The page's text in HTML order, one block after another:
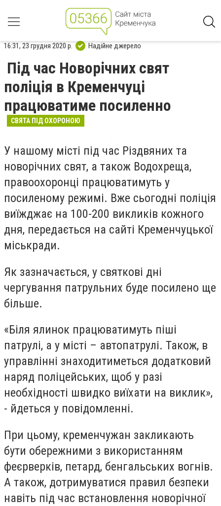
16:31, 23 грудня 2020 р. Надійне джерело
Під час Новорічних свят
поліція в Кременчуці
працюватиме посиленно
СВЯТА ПІД ОХОРОНОЮ
У нашому місті під час Різдвяних та
новорічних свят, а також Водохреща,
правоохоронці працюватимуть у
посиленому режимі. Вже сьогодні поліція
виїжджає на 100-200 викликів кожного
дня, передається на сайті Кременчуцької
міськради.
Як зазначається, у святкові дні
чергування патрульних буде посилено ще
більше.
«Біля ялинок працюватимуть піші
патрулі, а у місті – автопатрулі. Також, в
управлінні знаходитиметься додатковий
наряд поліцейських, щоб у разі
необхідності швидко виїхати на виклик»,
- йдеться у повідомленні.
При цьому, кременчужан закликають
бути обережними з використанням
феєрверків, петард, бенгальських вогнів.
А також, дотримуватися правил безпеки
навіть під час встановлення новорічної